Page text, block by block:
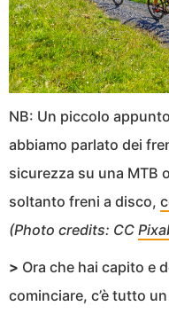
NB: Un piccolo
abbiamo parlato dei
sicurezza su una MTB
soltanto freni a disco,
(Photo credits: CC
> Ora che hai capito e
cominciare, c’è tutto